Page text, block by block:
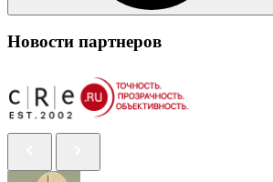
Новости партнеров